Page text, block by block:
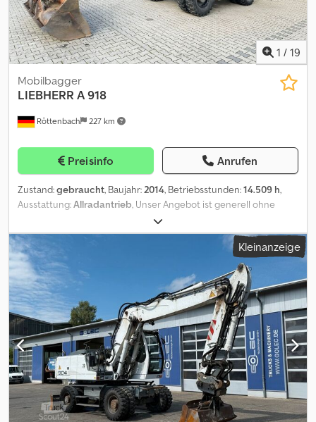
1 / 19
Röttenbach 227 km
Mobilbagger
LIEBHERR A 918
Preisinfo Anrufen
Zustand:gebraucht, Baujahr:2014, Betriebsstunden:14.509 h,
Ausstattung:Allradantrieb, Unser Angebot ist generell ohne
HU/AU/SP-Abnahme und Kennzeichen Irrtum und
Zwischenverkauf vorbehalten Cedevpc Rrepfx Ab Rsrf
Besichtigung nur mit Termin möglich WhatsApp-Anfragen
werden nicht beantwortet
Kleinanzeige